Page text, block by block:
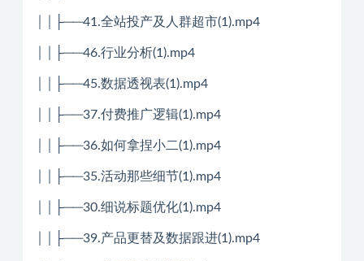
││├──41.全站投产及人群超市(1).mp4
││├──46.行业分析(1).mp4
││├──45.数据透视表(1).mp4
││├──37.付费推广逻辑(1).mp4
││├──36.如何拿捏小二(1).mp4
││├──35.活动那些细节(1).mp4
││├──30.细说标题优化(1).mp4
││├──39.产品更替及数据跟进(1).mp4